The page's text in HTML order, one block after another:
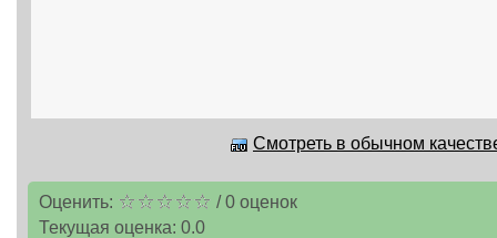
Смотреть в обычном
Оценить: /0оценок
Текущая оценка: 0.0